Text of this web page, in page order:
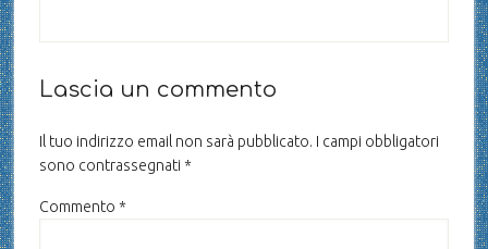
Lascia un commento
Il tuo indirizzo email non sarà pubblicato. I campi obbligatori
sono contrassegnati *
Commento *